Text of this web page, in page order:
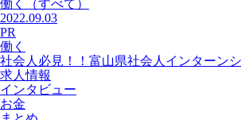
働く
（すべて）
2022.09.03
PR
働く
社会人必見！！富山県社会人インターン
求人情報
インタビュー
お金